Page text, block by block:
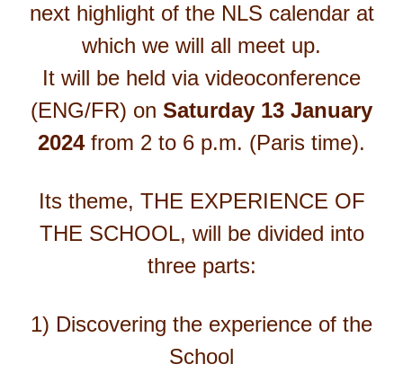
next highlight of the NLS calendar at
which we will all meet up.
It will be held via videoconference
(ENG/FR) on Saturday 13 January
2024from 2 to 6 p.m. (Paris time).
Its theme, THE EXPERIENCE OF
THE SCHOOL, will be divided into
three parts:
1) Discovering the experience of the
School